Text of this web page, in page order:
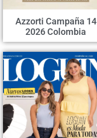
Azzorti Campaña 14
2026 Colombia